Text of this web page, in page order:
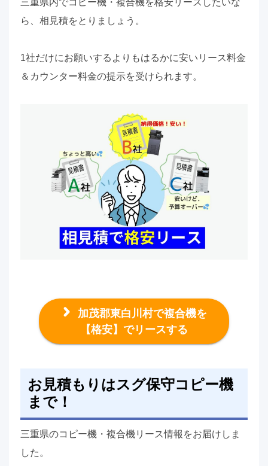
ら、相見積をとりましょう。
1社だけにお願いするよりもはるかに安いリース料金
＆カウンター料金の提示を受けられます。
加茂郡東白川村で複合機を
【格安】でリースする
お見積もりはスグ保守コピー機
まで！
三重県のコピー機・複合機リース情報をお届けしま
した。